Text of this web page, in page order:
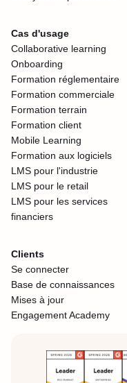
Cas d'usage
Collaborative learning
Onboarding
Formation réglementaire
Formation commerciale
Formation terrain
Formation client
Mobile Learning
Formation aux logiciels
LMS pour l'industrie
LMS pour le retail
LMS pour les services
financiers
Clients
Se connecter
Base de connaissances
Mises à jour
Engagement Academy